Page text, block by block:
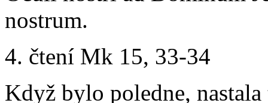
nostrum.
4. čtení Mk 15, 33-34
Když bylo poledne,